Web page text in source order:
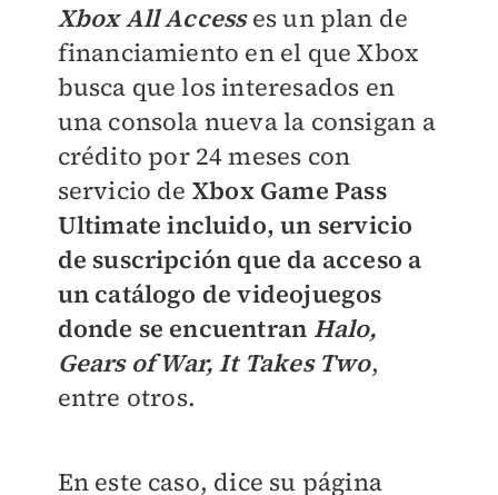
Xbox All Accesses un plan de
financiamiento en el que Xbox
busca que los interesados en
una consola nueva la consigan a
crédito por 24 meses con
servicio de Xbox Game Pass
Ultimate incluido, un servicio
de suscripción que da acceso a
un catálogo de videojuegos
donde se encuentran Halo,
Gears of War, It Takes Two,
entre otros.
En este caso, dice su página